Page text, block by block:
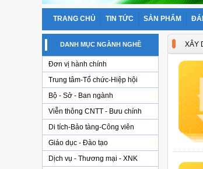
TRANG CHỦ TIN TỨC SẢN PHẨM
DANH MỤC NGÀNH NGHỀ
Đơn vị hành chính
Trung tâm-Tổ chức-Hiệp hội
Bộ - Sở - Ban ngành
Viễn thông CNTT - Bưu chính
Di tích-Bảo tàng-Công viên
Giáo dục - Đào tạo
Dịch vụ - Thương mại - XNK
XÂY